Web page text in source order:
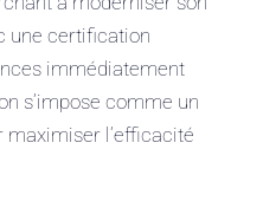
une certification
immédiatement
s’impose comme un
l’efficacité